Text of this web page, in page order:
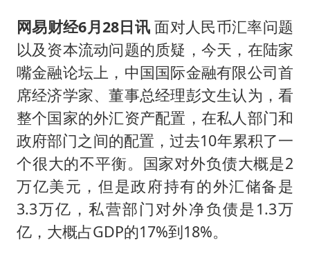
下党之路
网易财经6月28日讯 面对人民币汇率问题
以及资本流动问题的质疑，今天，在陆家
嘴金融论坛上，中国国际金融有限公司首
席经济学家、董事总经理彭文生认为，看
整个国家的外汇资产配置，在私人部门和
政府部门之间的配置，过去10年累积了一
个很大的不平衡。国家对外负债大概是2
万亿美元，但是政府持有的外汇储备是
3.3万亿，私营部门对外净负债是1.3万
亿，大概占GDP的17%到18%。